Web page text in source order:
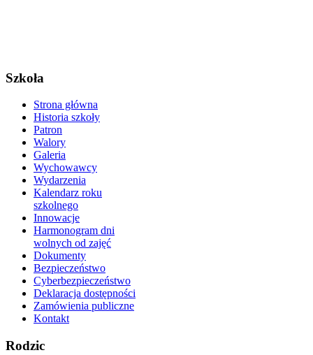
Szkoła
Strona główna
Historia szkoły
Patron
Walory
Galeria
Wychowawcy
Wydarzenia
Kalendarz roku
szkolnego
Innowacje
Harmonogram dni
wolnych od zajęć
Dokumenty
Bezpieczeństwo
Cyberbezpieczeństwo
Deklaracja dostępności
Zamówienia publiczne
Kontakt
Rodzic